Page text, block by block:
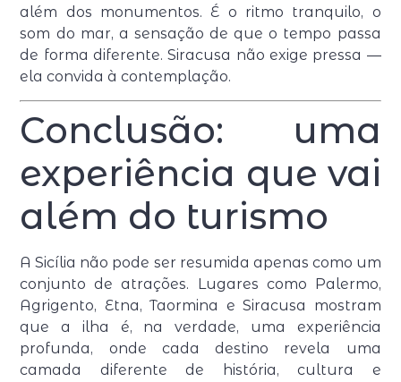
além dos monumentos. É o ritmo tranquilo, o
som do mar, a sensação de que o tempo passa
de forma diferente. Siracusa não exige pressa —
ela convida à contemplação.
Conclusão: uma
experiência que vai
além do turismo
A Sicília não pode ser resumida apenas como um
conjunto de atrações. Lugares como Palermo,
Agrigento, Etna, Taormina e Siracusa mostram
que a ilha é, na verdade, uma experiência
profunda, onde cada destino revela uma
camada diferente de história, cultura e